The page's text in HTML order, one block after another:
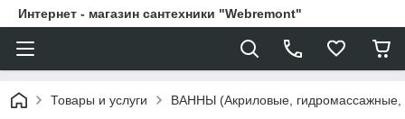
Интернет - магазин сантехники "Webremont"
Товары и услуги ВАННЫ (Акриловые,